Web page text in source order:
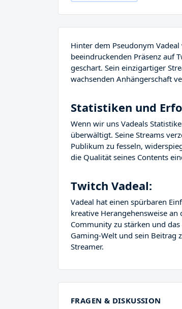
Hinter dem Pseudonym
beeindruckenden Präsenz auf
geschart. Sein einzigartiger
wachsenden Anhängerschaft
Statistiken und
Wenn wir uns Vadeals
überwältigt. Seine Streams
Publikum zu fesseln,
die Qualität seines Contents
Twitch Vadeal:
Vadeal hat einen spürbaren
kreative Herangehensweise
Community zu stärken und
Gaming-Welt und sein Beitrag
Streamer.
FRAGEN & DISKUSSION